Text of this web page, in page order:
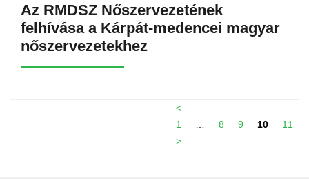
Az RMDSZ Nőszervezetének
felhívása a Kárpát-medencei magyar
nőszervezetekhez
<
1
8 9 10
11
>